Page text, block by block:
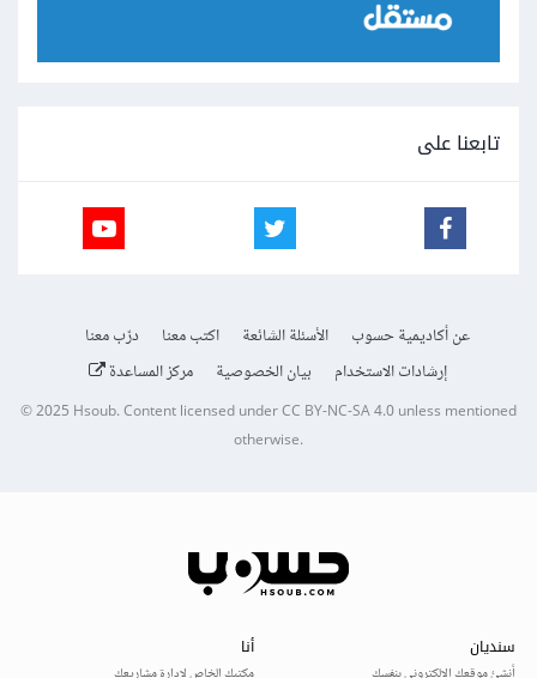
تابعنا على
عن أكاديمية حسوب الأسئلة الشائعة اكتب معنا
درّب معنا
إرشادات الاستخدام
بيان الخصوصية مركز المساعدة
© 2025Hsoub.Content licensed underCC BY-NC-SA 4.0unless mentioned
otherwise.